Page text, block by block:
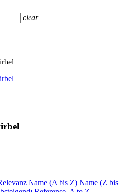
clear
Name (A bis Z) Name (Z bis